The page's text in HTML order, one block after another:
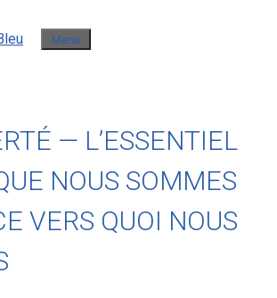
Menu
— L’ESSENTIEL
NOUS SOMMES
VERS QUOI NOUS